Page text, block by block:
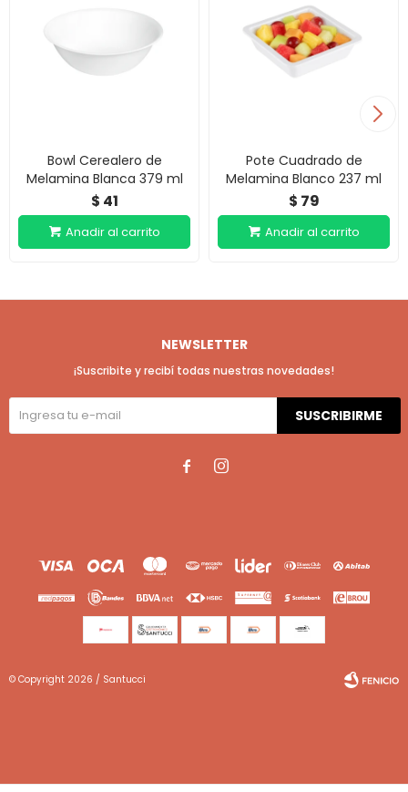
Bowl Cerealero de
Melamina Blanca 379 ml
$ 41
Pote Cuadrado de
Melamina Blanco 237 ml
$ 79
NEWSLETTER
¡Suscribite y recibí todas nuestras novedades!
SUSCRIBIRME
 
© Copyright 2026 / Santucci